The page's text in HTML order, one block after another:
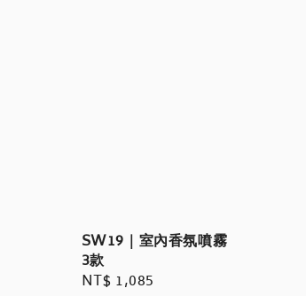
SW19｜室內香氛噴霧
3款
Regular
NT$ 1,085